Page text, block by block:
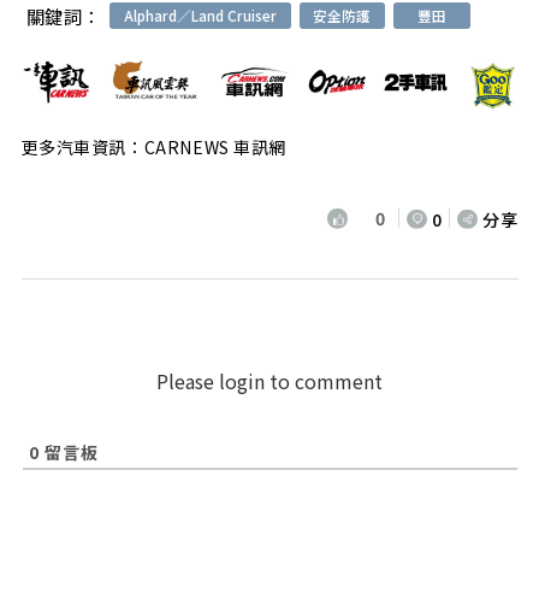
關鍵詞： Alphard／Land Cruiser 安全防護 豐田
更多汽車資訊：CARNEWS 車訊網
0 0 分享
Please login to comment
0 留言板